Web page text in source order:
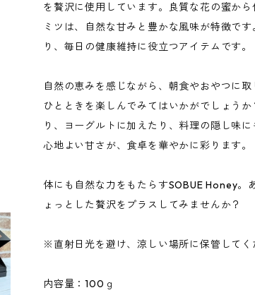
を贅沢に使用しています。良質な花の蜜か
ミツは、自然な甘みと豊かな風味が特徴で
り、毎日の健康維持に役立つアイテムです。
自然の恵みを感じながら、朝食やおやつに
ひとときを楽しんでみてはいかがでしょうか
り、ヨーグルトに加えたり、料理の隠し味に
心地よい甘さが、食卓を華やかに彩ります。
体にも自然な力をもたらすSOBUE Honey。
ょっとした贅沢をプラスしてみませんか？
※直射日光を避け、涼しい場所に保管してく
内容量：100ｇ